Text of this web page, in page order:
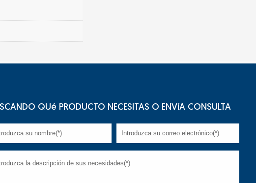
QUé PRODUCTO NECESITAS O ENVíA CONSULTA